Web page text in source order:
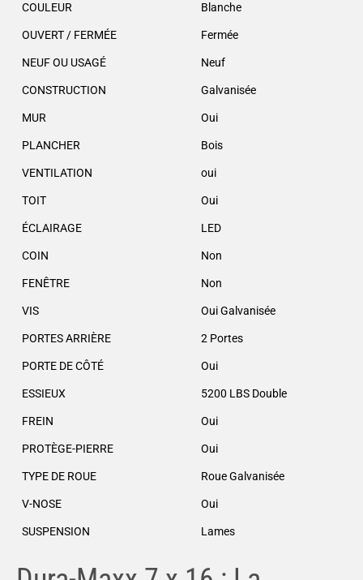
COULEUR Blanche
OUVERT / FERMÉE Fermée
NEUF OU USAGÉ Neuf
CONSTRUCTION Galvanisée
MUR Oui
PLANCHER Bois
VENTILATION oui
TOIT Oui
ÉCLAIRAGE LED
COIN Non
FENÊTRE Non
VIS Oui Galvanisée
PORTES ARRIÈRE 2 Portes
PORTE DE CÔTÉ Oui
ESSIEUX 5200 LBS Double
FREIN Oui
PROTÈGE-PIERRE Oui
TYPE DE ROUE Roue Galvanisée
V-NOSE Oui
SUSPENSION Lames